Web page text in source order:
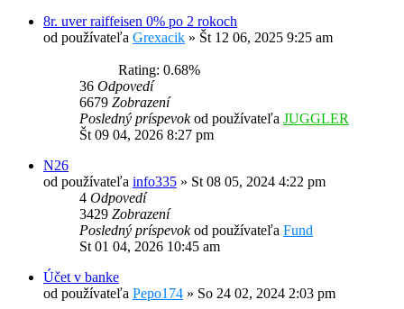
8r. uver raiffeisen 0% po 2 rokoch
od používateľa Grexacik » Št 12 06, 2025 9:25 am
Rating: 0.68%
36 Odpovedí
6679 Zobrazení
Posledný príspevokod používateľa JUGGLER
Št 09 04, 2026 8:27 pm
N26
od používateľa info335 » St 08 05, 2024 4:22 pm
4 Odpovedí
3429 Zobrazení
Posledný príspevokod používateľa Fund
St 01 04, 2026 10:45 am
Účet v banke
od používateľa Pepo174 » So 24 02, 2024 2:03 pm